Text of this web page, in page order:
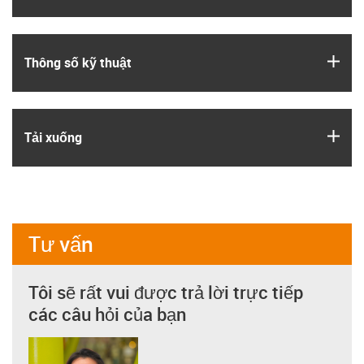
Thông số kỹ thuật
Tải xuống
Tư vấn
Tôi sẽ rất vui được trả lời trực tiếp
các câu hỏi của bạn